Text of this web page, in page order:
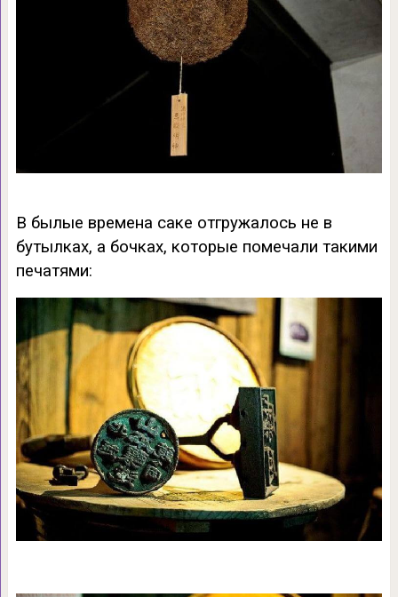
В былые времена саке отгружалось не в
бутылках, а бочках, которые помечали такими
печатями: